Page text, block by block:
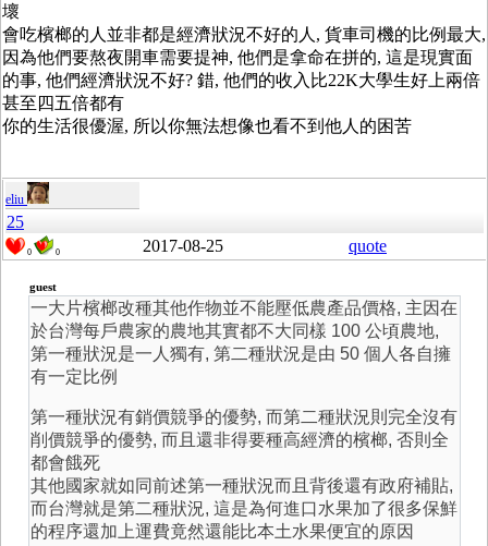
壞
會吃檳榔的人並非都是經濟狀況不好的人, 貨車司機的比例最大,
因為他們要熬夜開車需要提神, 他們是拿命在拼的, 這是現實面
的事, 他們經濟狀況不好? 錯, 他們的收入比22K大學生好上兩倍
甚至四五倍都有
你的生活很優渥, 所以你無法想像也看不到他人的困苦
eliu
25
0 0 2017-08-25 quote
guest
一大片檳榔改種其他作物並不能壓低農產品價格, 主因在
於台灣每戶農家的農地其實都不大同樣 100 公頃農地,
第一種狀況是一人獨有, 第二種狀況是由 50 個人各自擁
有一定比例
第一種狀況有銷價競爭的優勢, 而第二種狀況則完全沒有
削價競爭的優勢, 而且還非得要種高經濟的檳榔, 否則全
都會餓死
其他國家就如同前述第一種狀況而且背後還有政府補貼,
而台灣就是第二種狀況, 這是為何進口水果加了很多保鮮
的程序還加上運費竟然還能比本土水果便宜的原因